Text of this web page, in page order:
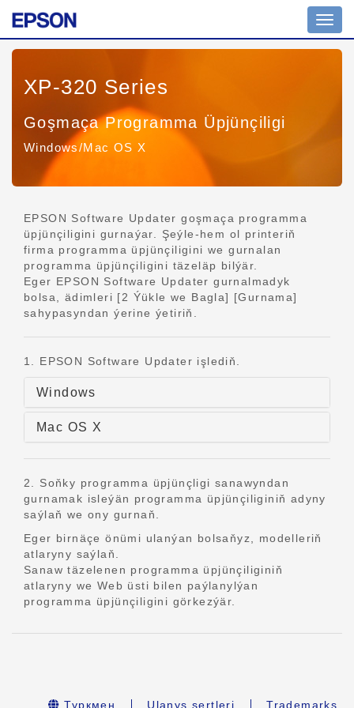
geçir
XP-320 Series
Goşmaça Programma Üpjünçiligi
Windows/Mac OS X
EPSON Software Updater goşmaça programma
üpjünçiligini gurnaýar. Şeýle-hem ol printeriň
firma programma üpjünçiligini we gurnalan
programma üpjünçiligini täzeläp bilýär.
Eger EPSON Software Updater gurnalmadyk
bolsa, ädimleri [2 Ýükle we Bagla] [Gurnama]
sahypasyndan ýerine ýetiriň.
1. EPSON Software Updater işlediň.
Windows
Mac OS X
2. Soňky programma üpjünçligi sanawyndan
gurnamak isleýän programma üpjünçiliginiň adyny
saýlaň we ony gurnaň.
Eger birnäçe önümi ulanýan bolsaňyz, modelleriň
atlaryny saýlaň.
Sanaw täzelenen programma üpjünçiliginiň
atlaryny we Web üsti bilen paýlanylýan
programma üpjünçiligini görkezýär.
Туркмен Ulanyş şertleri Trademarks